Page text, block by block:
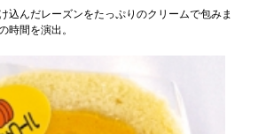
込んだレーズンをたっぷりのクリームで包みま
時間を演出。